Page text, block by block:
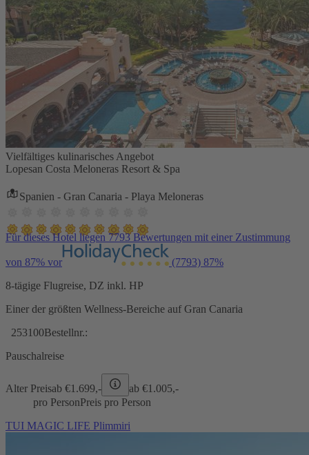
Vielfältiges kulinarisches Angebot
Lopesan Costa Meloneras Resort & Spa
Spanien - Gran Canaria - Playa Meloneras
Für dieses Hotel liegen 7793 Bewertungen mit einer Zustimmung
von 87% vor (7793) 87%
8-tägige Flugreise, DZ inkl. HP
Einer der größten Wellness-Bereiche auf Gran Canaria
253100Bestellnr.:
Pauschalreise
Alter Preisab €1.699,- ab €1.005,-
pro PersonPreis pro Person
TUI MAGIC LIFE Plimmiri